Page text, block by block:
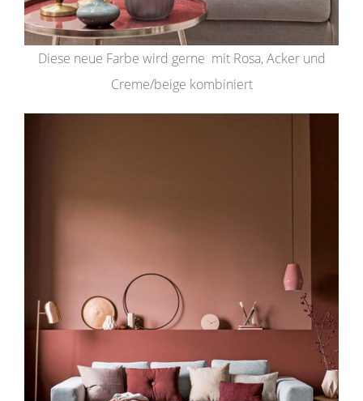
Diese neue Farbe wird gerne mit Rosa, Acker und
Creme/beige kombiniert